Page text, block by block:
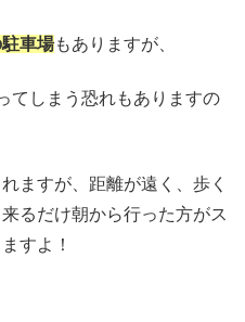
車場もありますが、
てしまう恐れもありますの
ますが、距離が遠く、歩く
るだけ朝から行った方がス
すよ！